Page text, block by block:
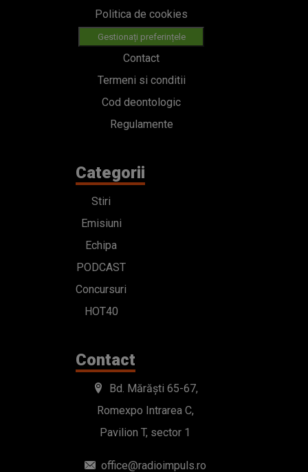
Politica de cookies
Gestionați preferințele
Contact
Termeni si conditii
Cod deontologic
Regulamente
Categorii
Stiri
Emisiuni
Echipa
PODCAST
Concursuri
HOT40
Contact
Bd. Mărăști 65-67,
Romexpo Intrarea C,
Pavilion T, sector 1
office@radioimpuls.ro